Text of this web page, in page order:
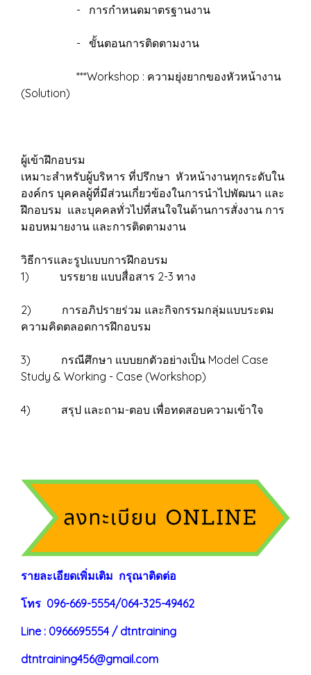
- การกำหนดมาตรฐานงาน
- ขั้นตอนการติดตามงาน
***Workshop : ความยุ่งยากของหัวหน้างาน
(Solution)
ผู้เข้าฝึกอบรม
เหมาะสำหรับผู้บริหาร ที่ปรึกษา หัวหน้างานทุกระดับใน
องค์กร บุคคลผู้ที่มีส่วนเกี่ยวข้องในการนำไปพัฒนา และ
ฝึกอบรม และบุคคลทั่วไปที่สนใจในด้านการสั่งงาน การ
มอบหมายงาน และการติดตามงาน
วิธีการและรูปแบบการฝึกอบรม
1) บรรยาย แบบสื่อสาร 2-3 ทาง
2) การอภิปรายร่วม และกิจกรรมกลุ่มแบบระดม
ความคิดตลอดการฝึกอบรม
3) กรณีศึกษา แบบยกตัวอย่างเป็น Model Case
Study & Working - Case (Workshop)
4) สรุป และถาม-ตอบ เพื่อทดสอบความเข้าใจ
รายละเอียดเพิ่มเติม กรุณาติดต่อ
โทร 096-669-5554/064-325-49462
Line : 0966695554 / dtntraining
dtntraining456@gmail.com